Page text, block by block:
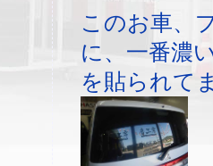
このお車、
に、一番濃
を貼られて